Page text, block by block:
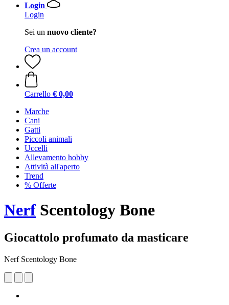
Login
Login
Sei un nuovo cliente?
Crea un account
Carrello € 0,00
Marche
Cani
Gatti
Piccoli animali
Uccelli
Allevamento hobby
Attività all'aperto
Trend
% Offerte
Nerf Scentology Bone
Giocattolo profumato da masticare
Nerf Scentology Bone